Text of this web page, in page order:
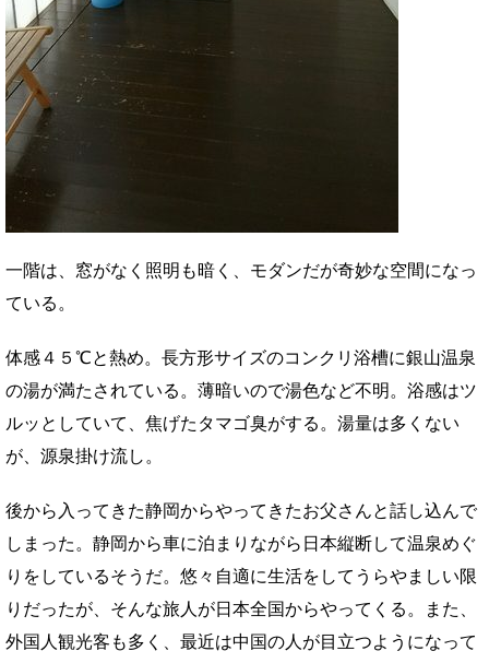
一階は、窓がなく照明も暗く、モダンだが奇妙な空間になっ
ている。
体感４５℃と熱め。長方形サイズのコンクリ浴槽に銀山温泉
の湯が満たされている。薄暗いので湯色など不明。浴感はツ
ルッとしていて、焦げたタマゴ臭がする。湯量は多くない
が、源泉掛け流し。
後から入ってきた静岡からやってきたお父さんと話し込んで
しまった。静岡から車に泊まりながら日本縦断して温泉めぐ
りをしているそうだ。悠々自適に生活をしてうらやましい限
りだったが、そんな旅人が日本全国からやってくる。また、
外国人観光客も多く、最近は中国の人が目立つようになって